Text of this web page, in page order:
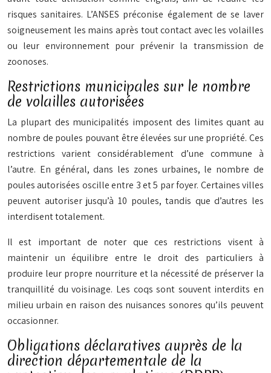
risques sanitaires. L’ANSES préconise également de se laver
soigneusement les mains après tout contact avec les volailles
ou leur environnement pour prévenir la transmission de
zoonoses.
Restrictions municipales sur le nombre
de volailles autorisées
La plupart des municipalités imposent des limites quant au
nombre de poules pouvant être élevées sur une propriété. Ces
restrictions varient considérablement d’une commune à
l’autre. En général, dans les zones urbaines, le nombre de
poules autorisées oscille entre 3 et 5 par foyer. Certaines villes
peuvent autoriser jusqu’à 10 poules, tandis que d’autres les
interdisent totalement.
Il est important de noter que ces restrictions visent à
maintenir un équilibre entre le droit des particuliers à
produire leur propre nourriture et la nécessité de préserver la
tranquillité du voisinage. Les coqs sont souvent interdits en
milieu urbain en raison des nuisances sonores qu’ils peuvent
occasionner.
Obligations déclaratives auprès de la
direction départementale de la